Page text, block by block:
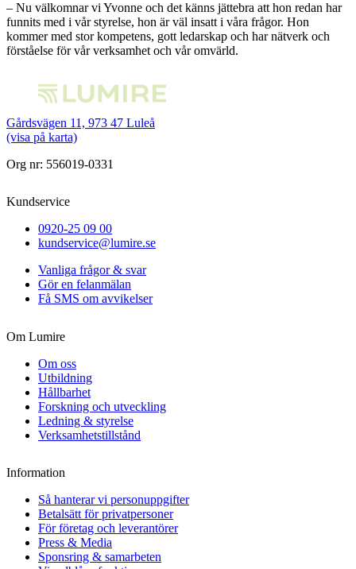
– Nu välkomnar vi Yvonne och det känns jättebra att hon redan har
funnits med i vår styrelse, hon är väl insatt i våra frågor. Hon
kommer med stor kompetens, gott ledarskap och har nätverk och
förståelse för vår verksamhet och vår omvärld.
Gårdsvägen 11, 973 47 Luleå
(visa på karta)
Org nr: 556019-0331
Kundservice
0920-25 09 00
kundservice@lumire.se
Vanliga frågor & svar
Gör en felanmälan
Få SMS om avvikelser
Om Lumire
Om oss
Utbildning
Hållbarhet
Forskning och utveckling
Ledning & styrelse
Verksamhetstillstånd
Information
Så hanterar vi personuppgifter
Betalsätt för privatpersoner
För företag och leverantörer
Press & Media
Sponsring & samarbeten